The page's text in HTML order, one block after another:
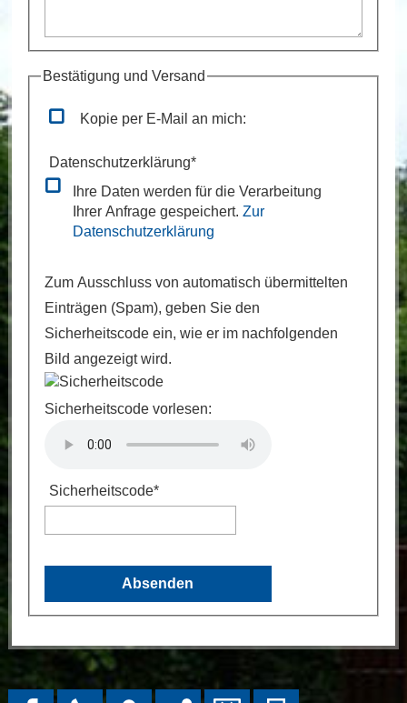
Bestätigung und Versand
Kopie per E-Mail an mich:
Datenschutzerklärung*
Ihre Daten werden für die Verarbeitung
Ihrer Anfrage gespeichert. Zur
Datenschutzerklärung
Zum Ausschluss von automatisch übermittelten
Einträgen (Spam), geben Sie den
Sicherheitscode ein, wie er im nachfolgenden
Bild angezeigt wird.
Sicherheitscode vorlesen:
Sicherheitscode*